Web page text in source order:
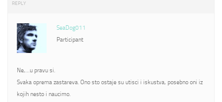
REPLY
SeaDog011
Participant
Ne,…u pravu si.
Svaka oprema zastareva. Ono sto ostaje su utisci i iskustva, posebno oni iz
kojih nesto i naucimo.